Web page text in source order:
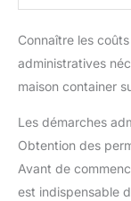
Connaître les
administratives
maison container
Les démarches
Obtention des
Avant de
est indispensable